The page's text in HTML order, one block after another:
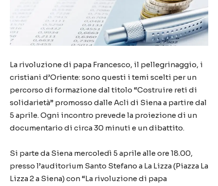
La rivoluzione di papa Francesco, il pellegrinaggio, i
cristiani d’Oriente: sono questi i temi scelti per un
percorso di formazione dal titolo “Costruire reti di
solidarietà” promosso dalle Acli di Siena a partire dal
5 aprile. Ogni incontro prevede la proiezione di un
documentario di circa 30 minuti e un dibattito.
Si parte da Siena mercoledì 5 aprile alle ore 18.00,
presso l’auditorium Santo Stefano a La Lizza (Piazza La
Lizza 2 a Siena) con “La rivoluzione di papa